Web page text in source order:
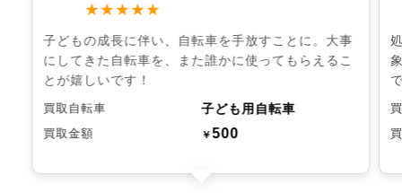
★★★★★
子どもの成長に伴い、自転車を手放すことに。大事
にしてきた自転車を、また誰かに使ってもらえるこ
とが嬉しいです！
買取自転車 子ども用自転車
買取金額 ￥500